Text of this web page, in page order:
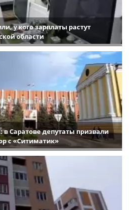
у кого зарплаты растут
области
Саратове депутаты призвали
с «Ситиматик»